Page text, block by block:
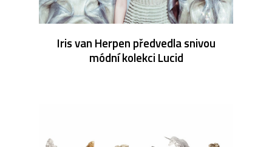
Iris van Herpen předvedla snivou
módní kolekci Lucid